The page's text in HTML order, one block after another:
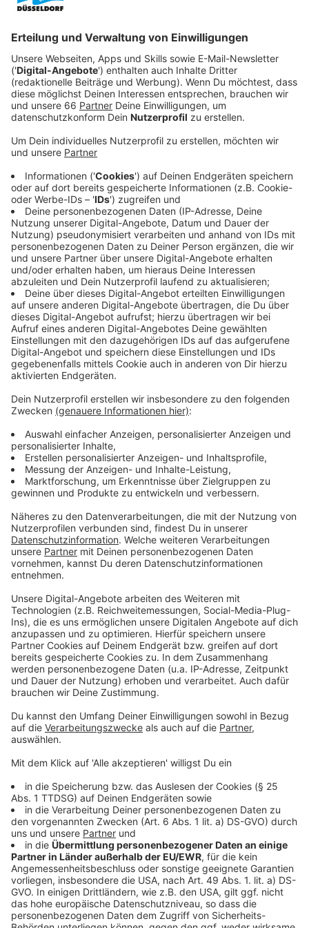
Selbstbewusstsein und ihrem Faible für Sport haut
glimpflichen Situationen raus.
Veröffentlicht:Montag, 11.09.2023 20:10
Anzeige
Und davon gibt es genug. Denn die drei Detektivinnen
scheuen sich vor keinem Fall. Und so gehen sie unter
anderem gegen Erpressung, Cybermobbing und soziale
Ungerechtigkeit in den Kampf.
Streaming-Dienst: Disney+
Anzeige
Wir benötigen Ihre
Zustimmung, um den YouTube
Video-Service zu laden!
Drittanbieters, um Videoinhalte
Daten zu Ihren Aktivitäten
sammeln. Bitte lesen Sie die
Details durch und stimmen Sie der
Nutzung des Service zu, um dieses
Mehr Informationen
Akzeptieren
powered byUsercentrics Consent
Management Platform
Drei Mädels, drei starke Persönlichkeiten. Die drei !!!
kämpfen für ihre Klienten…und gehen manchmal sehr
unkonventionelle Wege.
Anzeige
© Copyright: Disney+
Die drei !!! lauern an jeder Ecke. Für ihre Klienten
nehmen sie sich viel Zeit.
Anzeige
Die drei !!! pfuschen auch schon mal der Polizei ins
Handwerk.
Anzeige